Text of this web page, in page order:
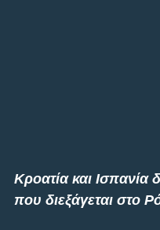
Κροατία και Ισπανία
που διεξάγεται στο